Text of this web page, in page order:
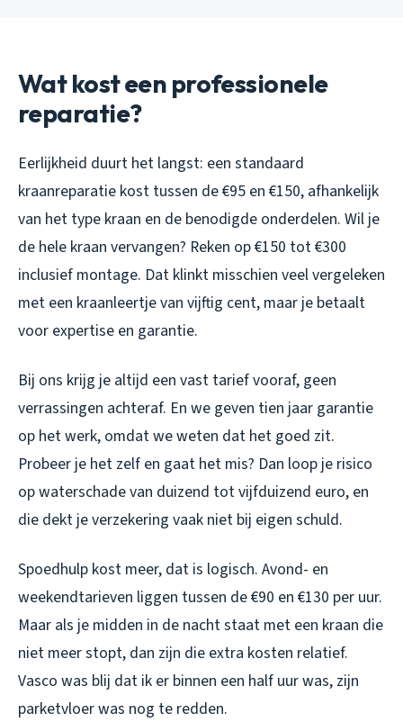
Wat kost een professionele
reparatie?
Eerlijkheid duurt het langst: een standaard
kraanreparatie kost tussen de €95 en €150, afhankelijk
van het type kraan en de benodigde onderdelen. Wil je
de hele kraan vervangen? Reken op €150 tot €300
inclusief montage. Dat klinkt misschien veel vergeleken
met een kraanleertje van vijftig cent, maar je betaalt
voor expertise en garantie.
Bij ons krijg je altijd een vast tarief vooraf, geen
verrassingen achteraf. En we geven tien jaar garantie
op het werk, omdat we weten dat het goed zit.
Probeer je het zelf en gaat het mis? Dan loop je risico
op waterschade van duizend tot vijfduizend euro, en
die dekt je verzekering vaak niet bij eigen schuld.
Spoedhulp kost meer, dat is logisch. Avond- en
weekendtarieven liggen tussen de €90 en €130 per uur.
Maar als je midden in de nacht staat met een kraan die
niet meer stopt, dan zijn die extra kosten relatief.
Vasco was blij dat ik er binnen een half uur was, zijn
parketvloer was nog te redden.